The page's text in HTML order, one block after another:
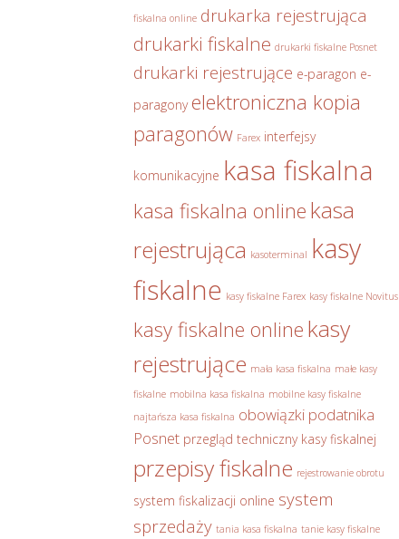
fiskalna online drukarka rejestrująca
drukarki fiskalne drukarki fiskalne Posnet
drukarki rejestrujące e-paragon e-
paragony elektroniczna kopia
paragonów Farex interfejsy
komunikacyjne kasa fiskalna
kasa fiskalna online kasa
rejestrująca kasoterminal kasy
fiskalne kasy fiskalne Farex kasy fiskalne Novitus
kasy fiskalne online kasy
rejestrujące mała kasa fiskalna małe kasy
fiskalne mobilna kasa fiskalna mobilne kasy fiskalne
najtańsza kasa fiskalna obowiązki podatnika
Posnet przegląd techniczny kasy fiskalnej
przepisy fiskalne rejestrowanie obrotu
system fiskalizacji online system
sprzedaży tania kasa fiskalna tanie kasy fiskalne